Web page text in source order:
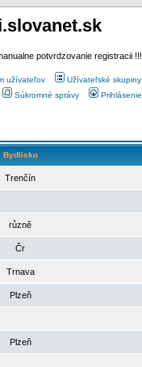
potvrdzovanie registracii !!!
užívateľov Užívateľské skupiny
Súkromné správy Prihlásenie
Bydlisko
Trenčín
různě
Čr
Trnava
Plzeň
Plzeň